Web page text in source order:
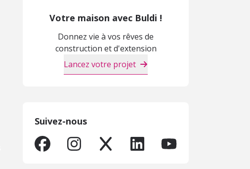
Votre maison avec Buldi !
Donnez vie à vos rêves de
construction et d'extension
Lancez votre projet
Suivez-nous